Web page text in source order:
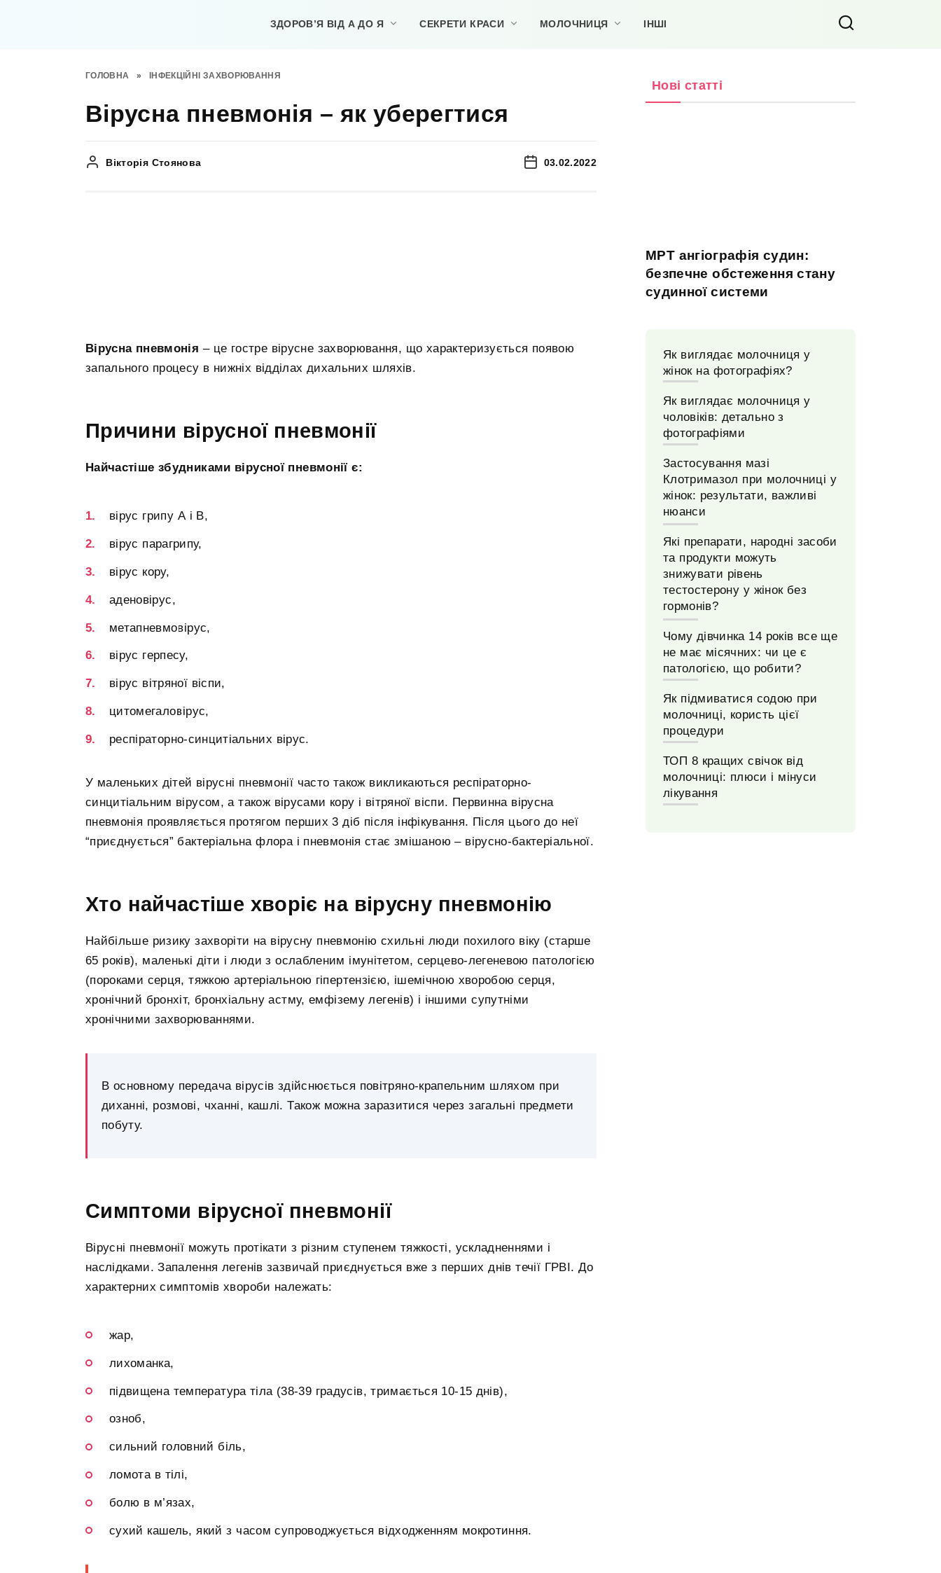
ЗДОРОВ’Я ВІД А ДО Я СЕКРЕТИ КРАСИ МОЛОЧНИЦЯ ІНШІ
ГОЛОВНА » ІНФЕКЦІЙНІ ЗАХВОРЮВАННЯ
Вірусна пневмонія – як уберегтися
Вікторія Стоянова 03.02.2022
Вірусна пневмонія – це гостре вірусне захворювання, що характеризується появою
запального процесу в нижніх відділах дихальних шляхів.
Причини вірусної пневмонії
Найчастіше збудниками вірусної пневмонії є:
вірус грипу А і В,
вірус парагрипу,
вірус кору,
аденовірус,
метапневмовірус,
вірус герпесу,
вірус вітряної віспи,
цитомегаловірус,
респіраторно-синцитіальних вірус.
У маленьких дітей вірусні пневмонії часто також викликаються респіраторно-
синцитіальним вірусом, а також вірусами кору і вітряної віспи. Первинна вірусна
пневмонія проявляється протягом перших 3 діб після інфікування. Після цього до неї
“приєднується” бактеріальна флора і пневмонія стає змішаною – вірусно-бактеріальної.
Хто найчастіше хворіє на вірусну пневмонію
Найбільше ризику захворіти на вірусну пневмонію схильні люди похилого віку (старше
65 років), маленькі діти і люди з ослабленим імунітетом, серцево-легеневою патологією
(пороками серця, тяжкою артеріальною гіпертензією, ішемічною хворобою серця,
хронічний бронхіт, бронхіальну астму, емфізему легенів) і іншими супутніми
хронічними захворюваннями.
В основному передача вірусів здійснюється повітряно-крапельним шляхом при
диханні, розмові, чханні, кашлі. Також можна заразитися через загальні предмети
побуту.
Симптоми вірусної пневмонії
Вірусні пневмонії можуть протікати з різним ступенем тяжкості, ускладненнями і
наслідками. Запалення легенів зазвичай приєднується вже з перших днів течії ГРВІ. До
характерних симптомів хвороби належать:
жар,
лихоманка,
підвищена температура тіла (38-39 градусів, тримається 10-15 днів),
озноб,
сильний головний біль,
ломота в тілі,
болю в м’язах,
сухий кашель, який з часом супроводжується відходженням мокротиння.
Нові статті
МРТ ангіографія судин:
безпечне обстеження стану
судинної системи
Як виглядає молочниця у
жінок на фотографіях?
Як виглядає молочниця у
чоловіків: детально з
фотографіями
Застосування мазі
Клотримазол при молочниці у
жінок: результати, важливі
нюанси
Які препарати, народні засоби
та продукти можуть
знижувати рівень
тестостерону у жінок без
гормонів?
Чому дівчинка 14 років все ще
не має місячних: чи це є
патологією, що робити?
Як підмиватися содою при
молочниці, користь цієї
процедури
ТОП 8 кращих свічок від
молочниці: плюси і мінуси
лікування